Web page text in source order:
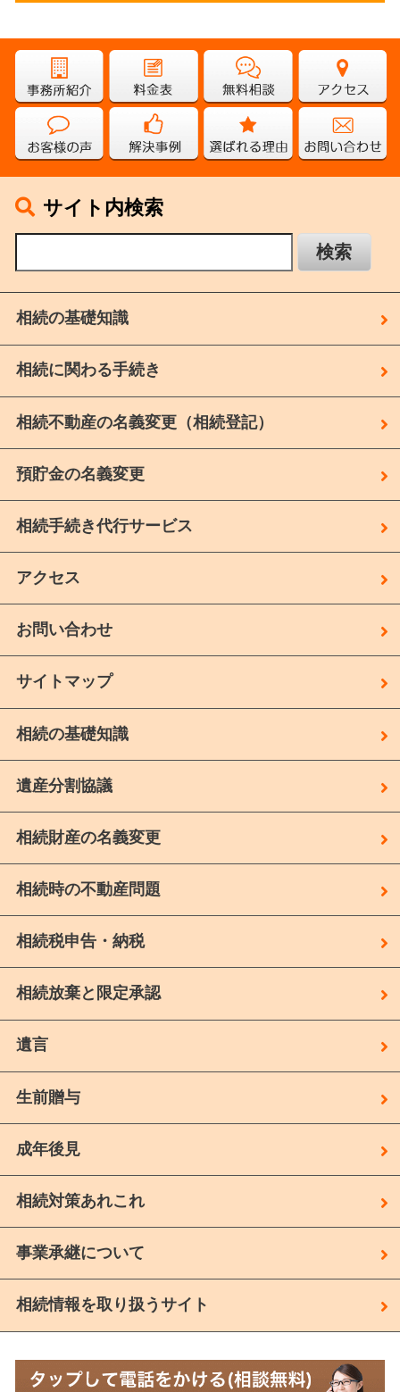
サイト内検索
相続の基礎知識
相続に関わる手続き
相続不動産の名義変更（相続登記）
預貯金の名義変更
相続手続き代行サービス
アクセス
お問い合わせ
サイトマップ
相続の基礎知識
遺産分割協議
相続財産の名義変更
相続時の不動産問題
相続税申告・納税
相続放棄と限定承認
遺言
生前贈与
成年後見
相続対策あれこれ
事業承継について
相続情報を取り扱うサイト